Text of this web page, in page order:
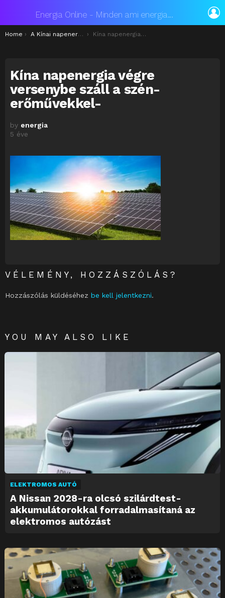
Energia Online - Minden ami energia...
You are here:
Home A Kínai napenergia végre versenybe száll a szén-erőművekkel Kína napenergia végre versenybe száll a szén-erőművekkel-
Kína napenergia végre
versenybe száll a szén-
erőművekkel-
by energia
5 éve
VÉLEMÉNY, HOZZÁSZÓLÁS?
Hozzászólás küldéséhez be kell jelentkezni.
YOU MAY ALSO LIKE
ELEKTROMOS AUTÓ
A Nissan 2028-ra olcsó szilárdtest-
akkumulátorokkal forradalmasítaná az
elektromos autózást